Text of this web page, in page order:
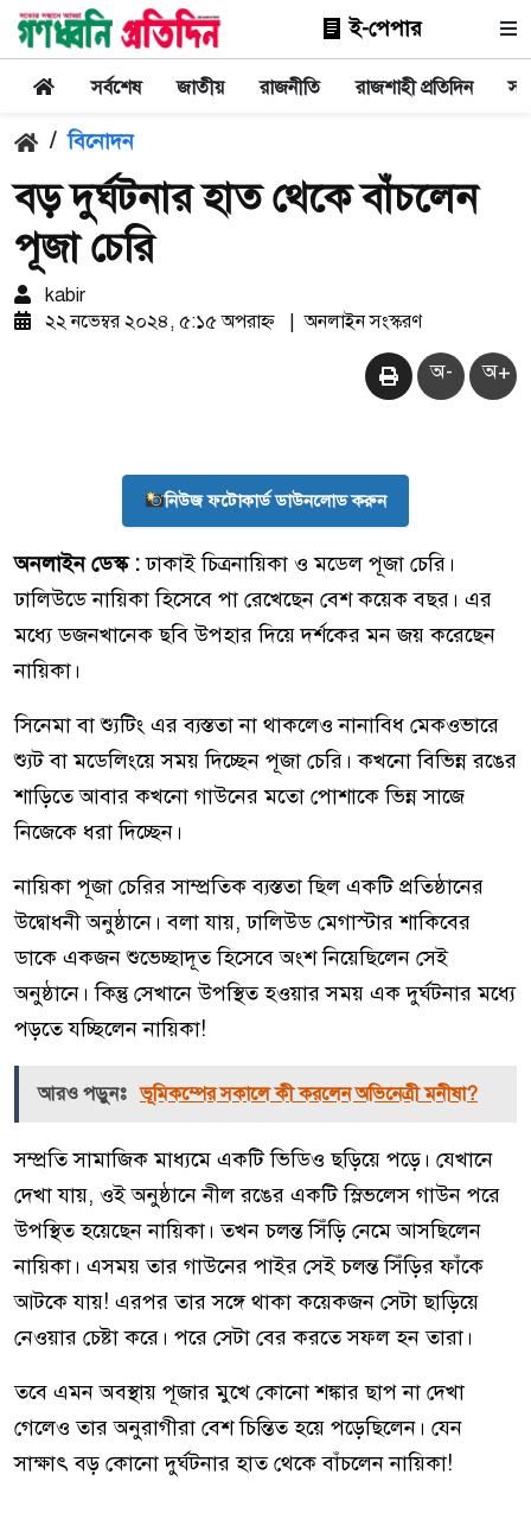
ই-পেপার
সর্বশেষ জাতীয় রাজনীতি রাজশাহী প্রতিদিন
/ বিনোদন
বড় দুর্ঘটনার হাত থেকে বাঁচলেন
পূজা চেরি
kabir
২২ নভেম্বর ২০২৪, ৫:১৫ অপরাহ্ন
| অনলাইন সংস্করণ
অ- অ+
নিউজ ফটোকার্ড ডাউনলোড করুন
অনলাইন ডেস্ক :ঢাকাই চিত্রনায়িকা ও মডেল পূজা চেরি।
ঢালিউডে নায়িকা হিসেবে পা রেখেছেন বেশ কয়েক বছর। এর
মধ্যে ডজনখানেক ছবি উপহার দিয়ে দর্শকের মন জয় করেছেন
নায়িকা।
সিনেমা বা শ্যুটিং এর ব্যস্ততা না থাকলেও নানাবিধ মেকওভারে
শ্যুট বা মডেলিংয়ে সময় দিচ্ছেন পূজা চেরি। কখনো বিভিন্ন রঙের
শাড়িতে আবার কখনো গাউনের মতো পোশাকে ভিন্ন সাজে
নিজেকে ধরা দিচ্ছেন।
নায়িকা পূজা চেরির সাম্প্রতিক ব্যস্ততা ছিল একটি প্রতিষ্ঠানের
উদ্বোধনী অনুষ্ঠানে। বলা যায়, ঢালিউড মেগাস্টার শাকিবের
ডাকে একজন শুভেচ্ছাদূত হিসেবে অংশ নিয়েছিলেন সেই
অনুষ্ঠানে। কিন্তু সেখানে উপস্থিত হওয়ার সময় এক দুর্ঘটনার মধ্যে
পড়তে যচ্ছিলেন নায়িকা!
আরও পড়ুনঃ ভূমিকম্পের সকালে কী করলেন অভিনেত্রী মনীষা?
সম্প্রতি সামাজিক মাধ্যমে একটি ভিডিও ছড়িয়ে পড়ে। যেখানে
দেখা যায়, ওই অনুষ্ঠানে নীল রঙের একটি স্লিভলেস গাউন পরে
উপস্থিত হয়েছেন নায়িকা। তখন চলন্ত সিঁড়ি নেমে আসছিলেন
নায়িকা। এসময় তার গাউনের পাইর সেই চলন্ত সিঁড়ির ফাঁকে
আটকে যায়! এরপর তার সঙ্গে থাকা কয়েকজন সেটা ছাড়িয়ে
নেওয়ার চেষ্টা করে। পরে সেটা বের করতে সফল হন তারা।
তবে এমন অবস্থায় পূজার মুখে কোনো শঙ্কার ছাপ না দেখা
গেলেও তার অনুরাগীরা বেশ চিন্তিত হয়ে পড়েছিলেন। যেন
সাক্ষাৎ বড় কোনো দুর্ঘটনার হাত থেকে বাঁচলেন নায়িকা!